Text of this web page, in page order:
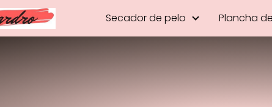
Secador de pelo Plancha